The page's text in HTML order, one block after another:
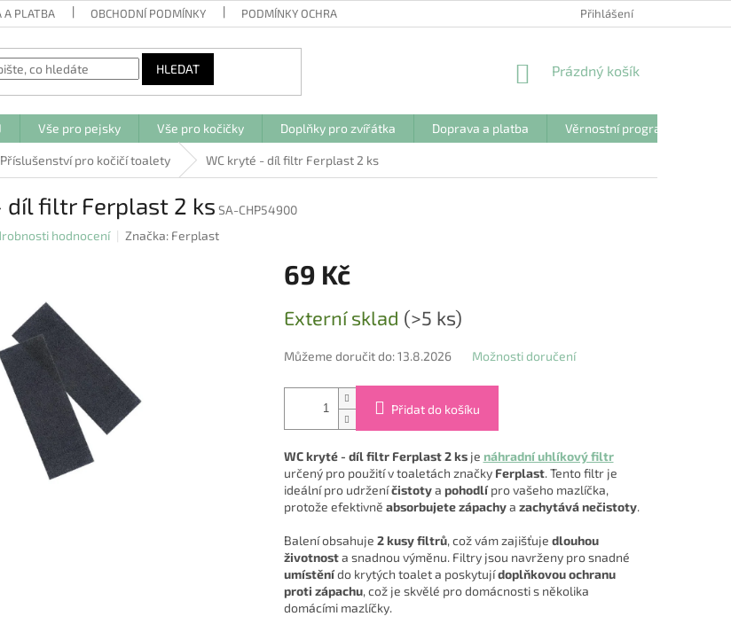
A PLATBA OBCHODNÍ PODMÍNKY PODMÍNKY OCHRANY OSOBNÍCH ÚDAJŮ Přihlášení
HLEDAT
NÁKUPNÍ
Prázdný košík
Vše pro pejsky Vše pro kočičky Doplňky pro zvířátka Doprava a platba Věrnostní program
Příslušenství pro kočičí toalety WC kryté - díl filtr Ferplast 2 ks
díl filtr Ferplast 2 ks SA-CHP54900
hodnocení Značka: Ferplast
69 Kč
cena:
Externí sklad (>5 ks)
Můžeme doručit do: 13.8.2026 Možnosti doručení
Přidat do košíku
WC kryté - díl filtr Ferplast 2 ksje náhradní uhlíkový filtr
určený pro použití v toaletách značky Ferplast. Tento filtr je
ideální pro udrženíčistotya pohodlípro vašeho mazlíčka,
protože efektivně absorbujete zápachya zachytává nečistoty.
Balení obsahuje 2 kusy filtrů, což vám zajišťuje dlouhou
životnosta snadnou výměnu. Filtry jsou navrženy pro snadné
umístěnído krytých toalet a poskytujídoplňkovou ochranu
proti zápachu, což je skvělé pro domácnosti s několika
domácími mazlíčky.